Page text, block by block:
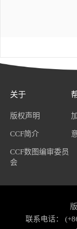
关于
版权声明
CCF简介
CCF数图编审委员
会
联系电话：